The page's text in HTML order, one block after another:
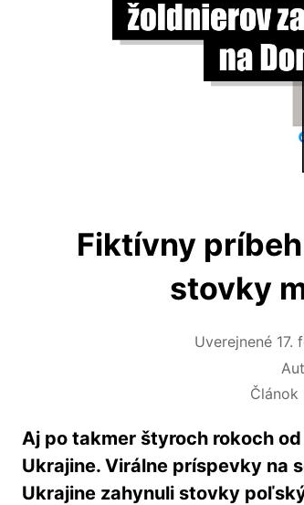
Fiktívny
stovky
Uverejnené 17.
Aj po takmer štyroch rokoch
Ukrajine. Virálne príspevky na
Ukrajine zahynuli stovky